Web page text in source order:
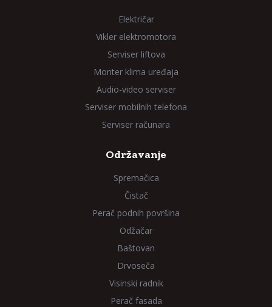
Električar
Vikler elektromotora
Serviser liftova
Monter klima uređaja
Audio-video serviser
Serviser mobilnih telefona
Serviser računara
Održavanje
Spremačica
Čistač
Perač podnih površina
Odžačar
Baštovan
Drvoseča
Visinski radnik
Perač fasada